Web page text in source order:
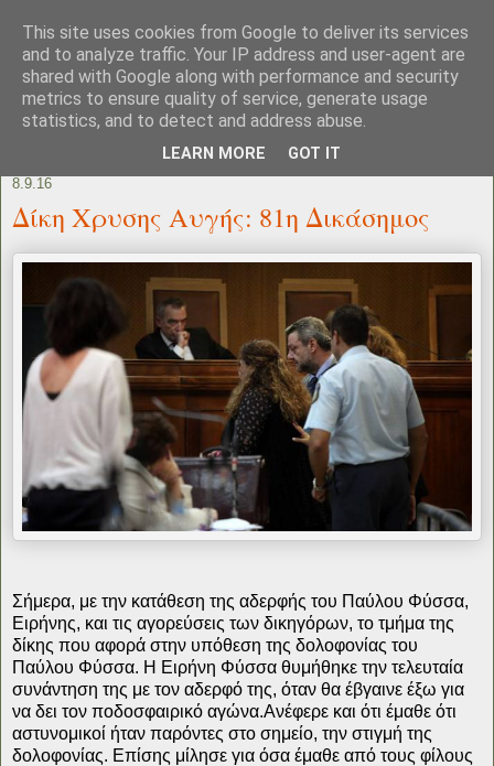
8.9.16
Δίκη Χρυσης Αυγής: 81η Δικάσημος
Σήμερα, με την κατάθεση της αδερφής του Παύλου Φύσσα,
Ειρήνης, και τις αγορεύσεις των δικηγόρων, το τμήμα της
δίκης που αφορά στην υπόθεση της δολοφονίας του
Παύλου Φύσσα. Η Ειρήνη Φύσσα θυμήθηκε την τελευταία
συνάντηση της με τον αδερφό της, όταν θα έβγαινε έξω για
να δει τον ποδοσφαιρικό αγώνα.Ανέφερε και ότι έμαθε ότι
αστυνομικοί ήταν παρόντες στο σημείο, την στιγμή της
δολοφονίας. Επίσης μίλησε για όσα έμαθε από τους φίλους
This site uses cookies from Google to deliver its services
and to analyze traffic. Your IP address and user-agent are
shared with Google along with performance and security
metrics to ensure quality of service, generate usage
statistics, and to detect and address abuse.
LEARN MORE GOT IT